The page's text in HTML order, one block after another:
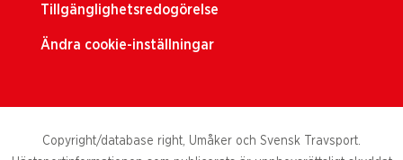
Tillgänglighetsredogörelse
Ändra cookie-inställningar
Copyright/database right, Umåker och Svensk Travsport.